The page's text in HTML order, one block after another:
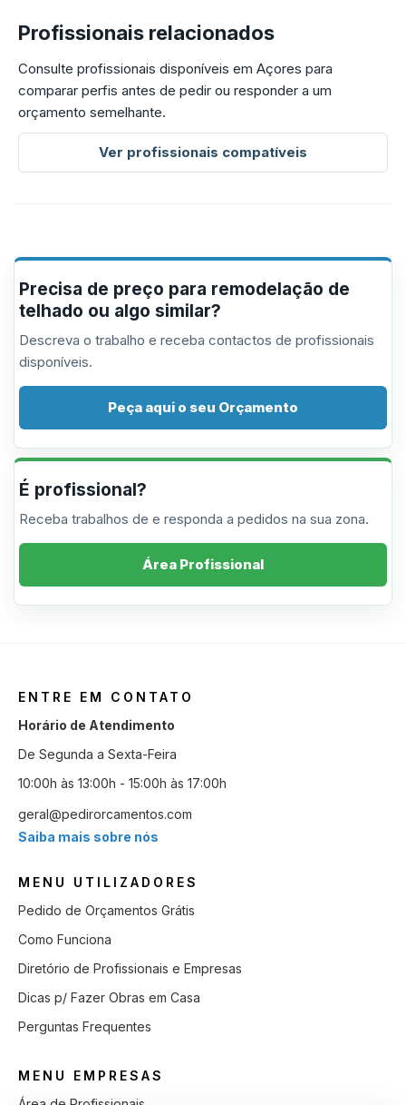
Profissionais relacionados
Consulte profissionais disponíveis em Açores para
comparar perfis antes de pedir ou responder a um
orçamento semelhante.
Ver profissionais compatíveis
Precisa de preço para remodelação de
telhado ou algo similar?
Descreva o trabalho e receba contactos de profissionais
disponíveis.
Peça aqui o seu Orçamento
É profissional?
Receba trabalhos de e responda a pedidos na sua zona.
Área Profissional
ENTRE EM CONTATO
Horário de Atendimento
De Segunda a Sexta-Feira
10:00h às 13:00h - 15:00h às 17:00h
geral@pedirorcamentos.com
Saiba mais sobre nós
MENU UTILIZADORES
Pedido de Orçamentos Grátis
Como Funciona
Diretório de Profissionais e Empresas
Dicas p/ Fazer Obras em Casa
Perguntas Frequentes
MENU EMPRESAS